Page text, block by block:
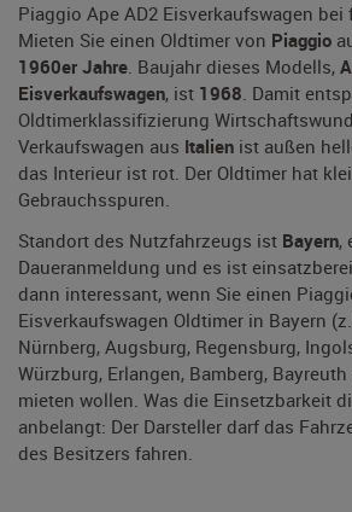
Piaggio Ape AD2 Eisverkaufswagen
Mieten Sie einen Oldtimer von Piaggio
1960er Jahre. Baujahr dieses Modells,
Eisverkaufswagen, ist 1968. Damit
Oldtimerklassifizierung
Verkaufswagen aus Italien ist außen
das Interieur ist rot. Der Oldtimer hat
Gebrauchsspuren.
Standort des Nutzfahrzeugs ist Bayern,
Daueranmeldung und es ist
dann interessant, wenn Sie einen
Eisverkaufswagen Oldtimer in Bayern
Nürnberg, Augsburg, Regensburg,
Würzburg, Erlangen, Bamberg,
mieten wollen. Was die Einsetzbarkeit
anbelangt: Der Darsteller darf das
des Besitzers fahren.